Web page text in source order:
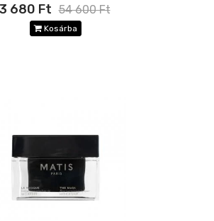
680 Ft 54 600 Ft
Kosárba